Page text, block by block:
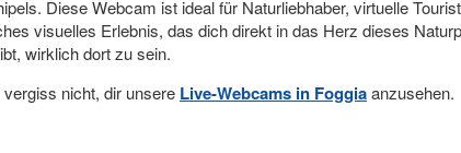
Diese Webcam ist ideal für Naturliebhaber, virtuelle
visuelles Erlebnis, das dich direkt in das Herz dieses
wirklich dort zu sein.
nicht, dir unsere Live-Webcams in Foggiaanzusehen.